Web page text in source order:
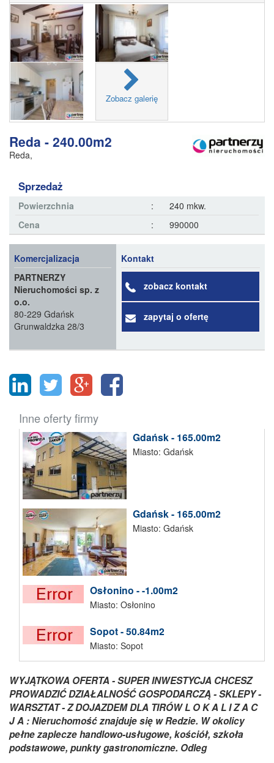
Zobacz galerię
Reda - 240.00m2
Reda,
Sprzedaż
Powierzchnia :
240 mkw.
Cena
: 990000
Komercjalizacja
PARTNERZY
Nieruchomości sp. z
o.o.
80-229 Gdańsk
Grunwaldzka 28/3
Kontakt
zobacz kontakt
zapytaj o ofertę
Inne oferty firmy
Gdańsk - 165.00m2
Miasto: Gdańsk
Gdańsk - 165.00m2
Miasto: Gdańsk
Osłonino - -1.00m2
Miasto: Osłonino
Sopot - 50.84m2
Miasto: Sopot
WYJĄTKOWA OFERTA - SUPER INWESTYCJA CHCESZ
PROWADZIĆ DZIAŁALNOŚĆ GOSPODARCZĄ - SKLEPY -
WARSZTAT - Z DOJAZDEM DLA TIRÓW L O K A L I Z A C
J A : Nieruchomość znajduje się w Redzie. W okolicy
pełne zaplecze handlowo-usługowe, kościół, szkoła
podstawowe, punkty gastronomiczne. Odleg